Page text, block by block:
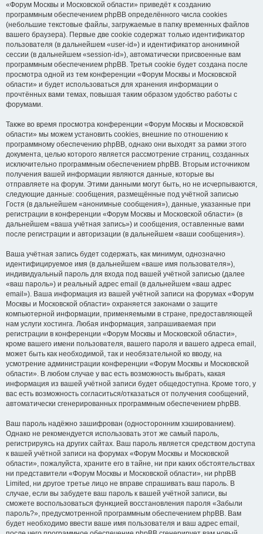
«Форум Москвы и Московской области» приведёт к созданию
программным обеспечением phpBB определённого числа cookies
(небольшие текстовые файлы, загружаемые в папку временных файлов
вашего браузера). Первые две cookie содержат только идентификатор
пользователя (в дальнейшем «user-id») и идентификатор анонимной
сессии (в дальнейшем «session-id»), автоматически присвоенные вам
программным обеспечением phpBB. Третья cookie будет создана после
просмотра одной из тем конференции «Форум Москвы и Московской
области» и будет использоваться для хранения информации о
прочтённых вами темах, повышая таким образом удобство работы с
форумами.
Также во время просмотра конференции «Форум Москвы и Московской
области» мы можем установить cookies, внешние по отношению к
программному обеспечению phpBB, однако они выходят за рамки этого
документа, целью которого является рассмотрение страниц, созданных
исключительно программным обеспечением phpBB. Вторым источником
получения вашей информации являются данные, которые вы
отправляете на форум. Этими данными могут быть, но не исчерпываются,
следующие данные: сообщения, размещённые под учётной записью
Гостя (в дальнейшем «анонимные сообщения»), данные, указанные при
регистрации в конференции «Форум Москвы и Московской области» (в
дальнейшем «ваша учётная запись») и сообщения, оставленные вами
после регистрации и авторизации (в дальнейшем «ваши сообщения»).
Ваша учётная запись будет содержать, как минимум, однозначно
идентифицируемое имя (в дальнейшем «ваше имя пользователя»),
индивидуальный пароль для входа под вашей учётной записью (далее
«ваш пароль») и реальный адрес email (в дальнейшем «ваш адрес
email»). Ваша информация из вашей учётной записи на форумах «Форум
Москвы и Московской области» охраняется законами о защите
компьютерной информации, применяемыми в стране, предоставляющей
нам услуги хостинга. Любая информация, запрашиваемая при
регистрации в конференции «Форум Москвы и Московской области»,
кроме вашего имени пользователя, вашего пароля и вашего адреса email,
может быть как необходимой, так и необязательной ко вводу, на
усмотрение администрации конференции «Форум Москвы и Московской
области». В любом случае у вас есть возможность выбрать, какая
информация из вашей учётной записи будет общедоступна. Кроме того, у
вас есть возможность согласиться/отказаться от получения сообщений,
автоматически сгенерированных программным обеспечением phpBB.
Ваш пароль надёжно зашифрован (односторонним хэшированием).
Однако не рекомендуется использовать этот же самый пароль,
регистрируясь на других сайтах. Ваш пароль является средством доступа
к вашей учётной записи на форумах «Форум Москвы и Московской
области», пожалуйста, храните его в тайне, ни при каких обстоятельствах
ни представители «Форум Москвы и Московской области», ни phpBB
Limited, ни другое третье лицо не вправе спрашивать ваш пароль. В
случае, если вы забудете ваш пароль к вашей учётной записи, вы
сможете воспользоваться функцией восстановления пароля «Забыли
пароль?», предусмотренной программным обеспечением phpBB. Вам
будет необходимо ввести ваше имя пользователя и ваш адрес email,